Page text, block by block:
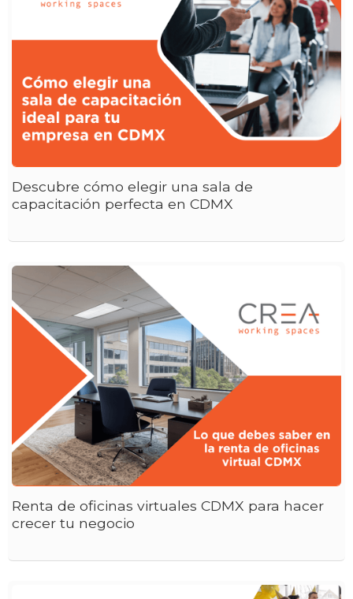
Descubre cómo elegir una sala de
capacitación perfecta en CDMX
Renta de oficinas virtuales CDMX para hacer
crecer tu negocio